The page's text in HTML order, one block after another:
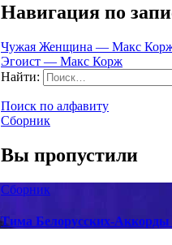
Навигация по
Чужая Женщина — Макс
Эгоист — Макс Корж
Найти:
Поиск по алфавиту
Сборник
Вы пропустили
Сборник
Тима Белорусских-Аккорды